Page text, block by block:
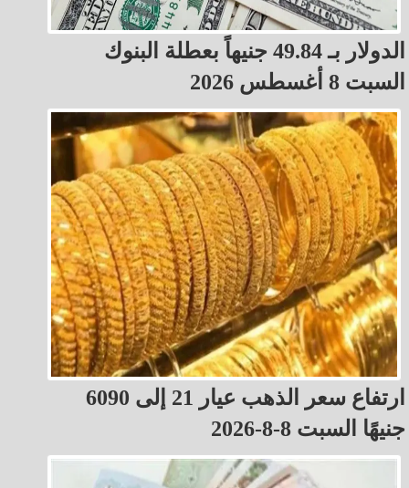
الدولار بـ 49.84 جنيهاً بعطلة البنوك
السبت 8 أغسطس 2026
ارتفاع سعر الذهب عيار 21 إلى 6090
جنيهًا السبت 8-8-2026